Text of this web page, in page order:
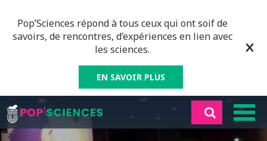
Pop’Sciences répond à tous ceux qui ont soif de
savoirs, de rencontres, d’expériences en lien avec
les sciences.
EN SAVOIR PLUS